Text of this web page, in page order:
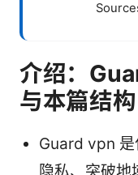
介绍：
与本篇结构
Guard vpn 是